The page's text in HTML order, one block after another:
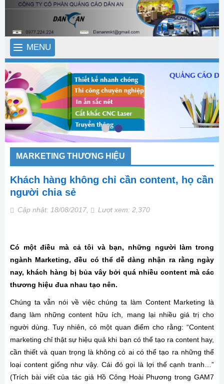
MENU
MARKETING THƯƠNG HIỆU
Khách hàng không chỉ cần content, họ cần
người chia sẻ
Cập nhật: 18/08/2017, Lượt xem: 2,370
Có một điều mà cả tôi và bạn, những người làm trong
ngành Marketing, đều có thể dễ dàng nhận ra rằng ngày
nay, khách hàng bị bủa vây bởi quá nhiều content mà các
thương hiệu đua nhau tạo nên.
Chúng ta vẫn nói về việc chúng ta làm Content Marketing là
đang làm những content hữu ích, mang lại nhiều giá trị cho
người dùng. Tuy nhiên, có một quan điểm cho rằng: “Content
marketing chỉ thật sự hiệu quả khi bạn có thể tạo ra content hay,
cần thiết và quan trọng là không có ai có thể tạo ra những thể
loại content giống như vậy. Cái đó gọi là lợi thế cạnh tranh…”
(Trích bài viết của tác giả Hồ Công Hoài Phương trong GAM7